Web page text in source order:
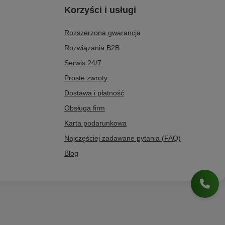
Korzyści i usługi
Rozszerzona gwarancja
Rozwiązania B2B
Serwis 24/7
Proste zwroty
Dostawa i płatność
Obsługa firm
Karta podarunkowa
Najczęściej zadawane pytania (FAQ)
Blog